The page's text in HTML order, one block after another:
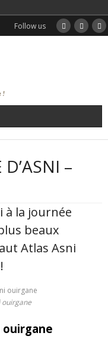
Follow us
–
à la journée
beaux
Atlas Asni
ouirgane
ouirgane